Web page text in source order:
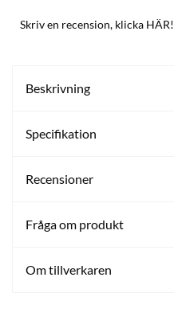
Skriv en recension, klicka HÄR!
Beskrivning
Specifikation
Recensioner
Fråga om produkt
Om tillverkaren